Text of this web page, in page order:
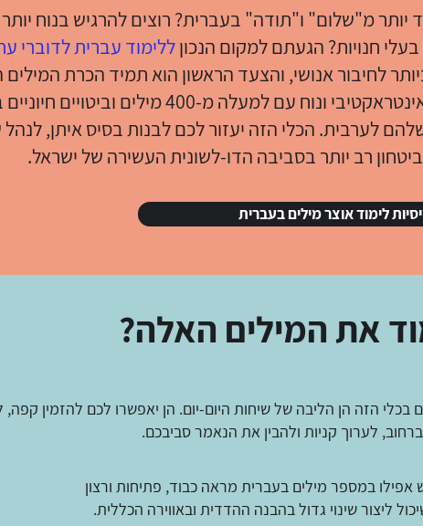
יותר מ"שלום" ו"תודה" בעברית? רוצים להרגיש בנוח
חנויות? הגעתם למקום הנכוןללימוד עברית לדוברי
לחיבור אנושי, והצעד הראשון הוא תמיד הכרת המילים
הכנו עבורכם כלי אינטראקטיבי ונוח עם למעלה מ-400 מילים
לערבית. הכלי הזה יעזור לכם לבנות בסיס איתן, לנהל
רב יותר בסביבה הדו-לשונית העשירה של ישראל.
לימוד אוצר מילים בעברית
את המילים האלה?
בכלי הזה הן הליבה של שיחות היום-יום. הן יאפשרו לכם להזמין קפה,
לערוך קניות ולהבין את הנאמר סביבכם.
אפילו במספר מילים בעברית מראה כבוד, פתיחות ורצון
ליצור שינוי גדול בהבנה ההדדית ובאווירה הכללית.